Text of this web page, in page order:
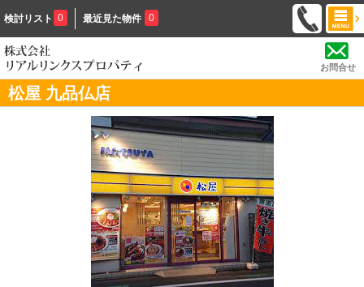
検討リスト 0 最近見た物件 0
お問合せ
松屋 九品仏店